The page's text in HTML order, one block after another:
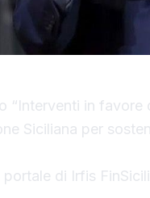
“Interventi in favore
Siciliana per
di Irfis